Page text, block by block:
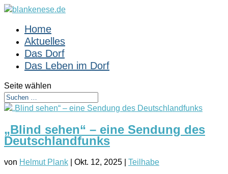
Home
Aktuelles
Das Dorf
Das Leben im Dorf
Seite wählen
„Blind sehen“ – eine Sendung des
Deutschlandfunks
von Helmut Plank Okt. 12, 2025 Teilhabe